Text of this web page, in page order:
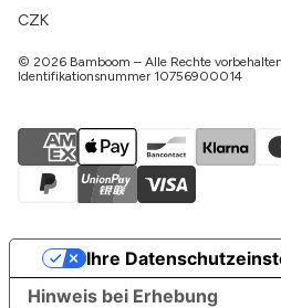
CZK
© 2026 Bamboom – Alle Rechte
Identifikationsnummer 10756900014
Hinweis bei Erhebung
Ihre